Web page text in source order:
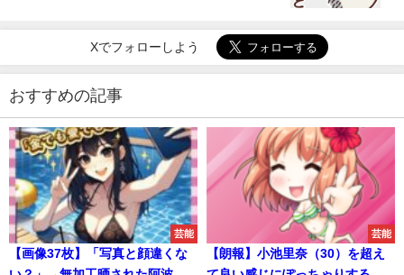
Xでフォローしよう
おすすめの記事
芸能
【画像37枚】「写真と顔違くな
芸能
【朗報】小池里奈（30）を超え